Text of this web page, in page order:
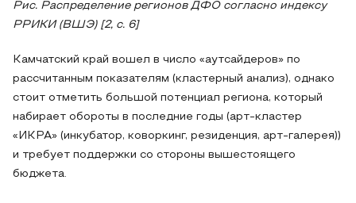
Рис. Распределение регионов ДФО согласно индексу
РРИКИ (ВШЭ) [2, с. 6]
Камчатский край вошел в число «аутсайдеров» по
рассчитанным показателям (кластерный анализ), однако
стоит отметить большой потенциал региона, который
набирает обороты в последние годы (арт-кластер
«ИКРА» (инкубатор, коворкинг, резиденция, арт-галерея))
и требует поддержки со стороны вышестоящего
бюджета.